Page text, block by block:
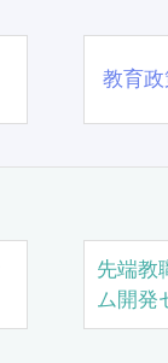
教育
先端教
ム開発